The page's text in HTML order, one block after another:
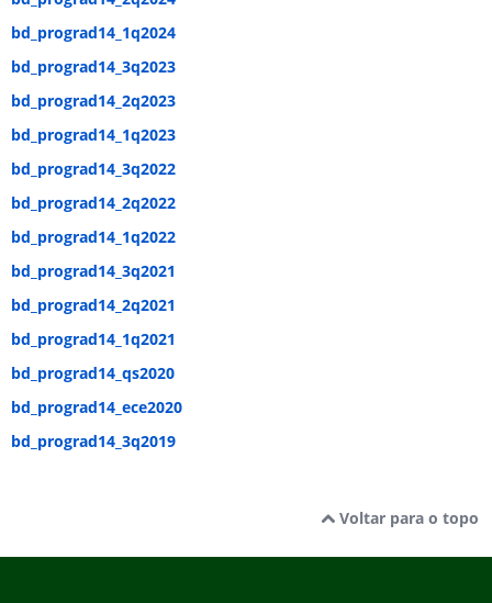
bd_prograd14_1q2024
bd_prograd14_3q2023
bd_prograd14_2q2023
bd_prograd14_1q2023
bd_prograd14_3q2022
bd_prograd14_2q2022
bd_prograd14_1q2022
bd_prograd14_3q2021
bd_prograd14_2q2021
bd_prograd14_1q2021
bd_prograd14_qs2020
bd_prograd14_ece2020
bd_prograd14_3q2019
Voltar para o topo